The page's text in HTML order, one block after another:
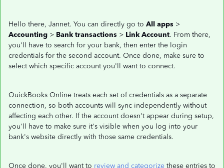
Hello there, Jannet. You can directly go to All apps >
Accounting > Bank transactions > Link Account. From there,
you'll have to search for your bank, then enter the login
credentials for the second account. Once done, make sure to
select which specific account you'll want to connect.
QuickBooks Online treats each set of credentials as a separate
connection, so both accounts will sync independently without
affecting each other. If the account doesn't appear during setup,
you'll have to make sure it's visible when you log into your
bank's website directly with those same credentials.
Once done, you'll want to review and categorize these entries to